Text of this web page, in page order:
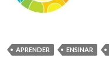
APRENDER ENSINAR